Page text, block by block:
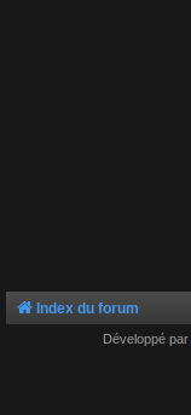
Index du forum
Développé par